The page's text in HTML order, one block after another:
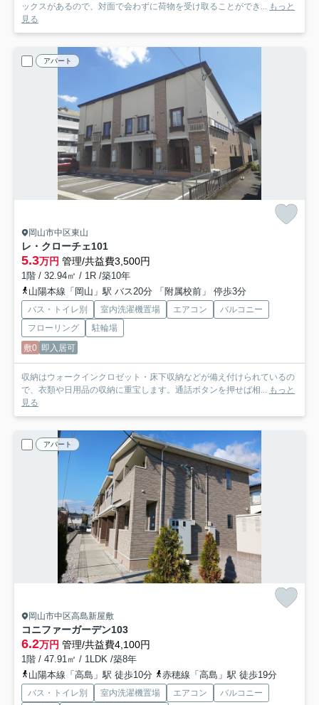
ックスがあるので、対面で会わずに荷物を受け取ることができ... もっと
見る
アパート
岡山市中区東山
レ・クローチェ101
5.3万円 管理/共益費3,500円
1階 / 32.94㎡ / 1R /築10年
山陽本線「岡山」駅 バス20分 「附属校前」 停歩3分
バス・トイレ別 室内洗濯機置場 エアコン
バルコニー
フローリング
駐輪場
敷0 即入居可
収納はウォークインクロゼット・床下収納などが備え付けられているの
で、衣類や日用品の収納に重宝します。通話ボタンを押せば相... もっと
見る
アパート
岡山市中区高島新屋敷
コニファーガーデン103
6.2万円 管理/共益費4,100円
1階 / 47.91㎡ / 1LDK /築8年
山陽本線「高島」駅 徒歩10分
赤穂線「高島」駅 徒歩19分
バス・トイレ別 室内洗濯機置場 エアコン
バルコニー